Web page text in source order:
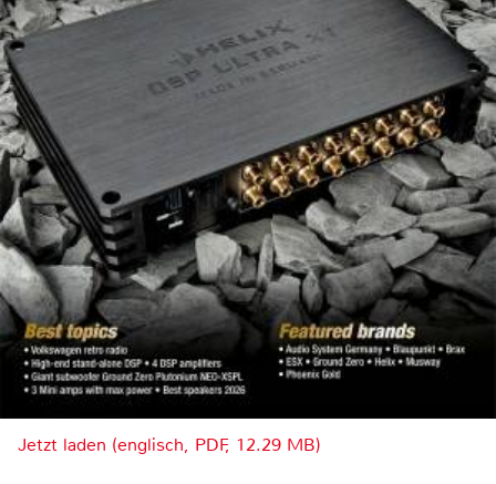
Jetzt laden (englisch, PDF, 12.29 MB)